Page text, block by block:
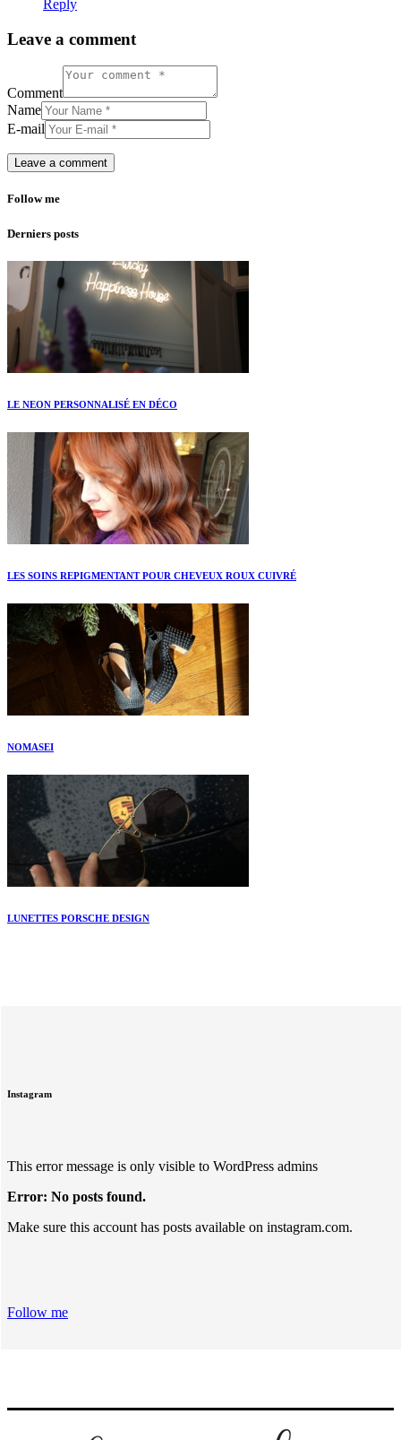
Reply
Leave a comment
Comment
Name
E-mail
Follow me
Derniers posts
LE NEON PERSONNALISÉ EN DÉCO
LES SOINS REPIGMENTANT POUR CHEVEUX ROUX CUIVRÉ
NOMASEI
LUNETTES PORSCHE DESIGN
Instagram
This error message is only visible to WordPress admins
Error: No posts found.
Make sure this account has posts available on instagram.com.
Follow me